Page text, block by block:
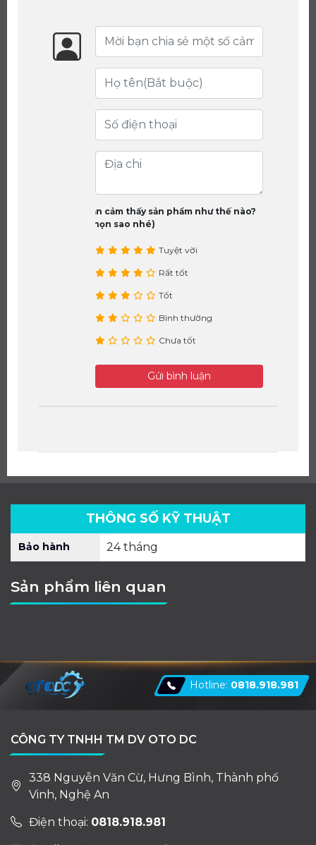
Bạn cảm thấy sản phẩm như thế nào?
(chọn sao nhé)
Tuyệt vời
Rất tốt
Tốt
Bình thường
Chưa tốt
Gửi bình luận
THÔNG SỐ KỸ THUẬT
Bảo hành 24 tháng
Sản phẩm liên quan
Hotline: 0818.918.981
CÔNG TY TNHH TM DV OTO DC
338 Nguyễn Văn Cừ, Hưng Bình, Thành phố
Vinh, Nghệ An
Điện thoại: 0818.918.981